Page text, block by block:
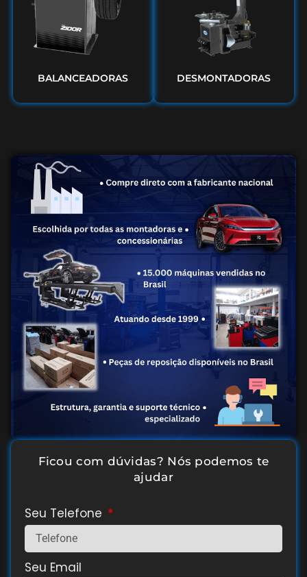
BALANCEADORAS DESMONTADORAS
Ficou com dúvidas? Nós podemos te
ajudar
Seu Telefone
Seu Email